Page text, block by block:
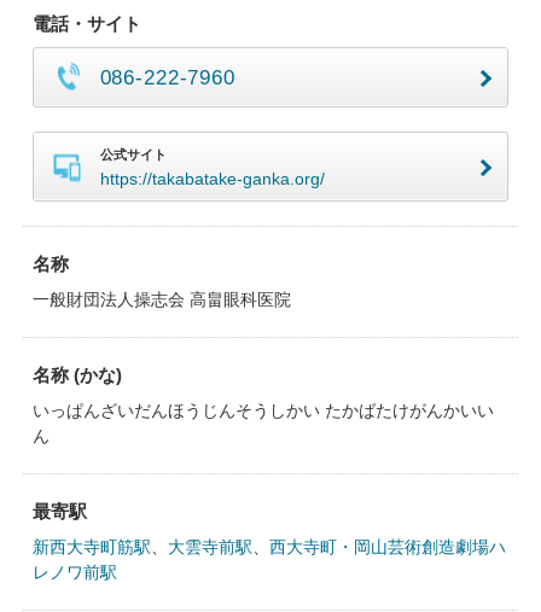
電話・サイト
086-222-7960
公式サイト
https://takabatake-ganka.org/
名称
一般財団法人操志会 高畠眼科医院
名称 (かな)
いっぱんざいだんほうじんそうしかい たかばたけがんかいい
ん
最寄駅
新西大寺町筋駅 大雲寺前駅
西大寺町・岡山芸術創造劇場ハ
レノワ前駅